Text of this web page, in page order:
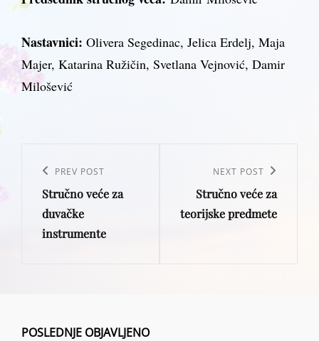
Nastavnici: Olivera Segedinac, Jelica Erdelj, Maja
Majer, Katarina Ružičin, Svetlana Vejnović, Damir
Milošević
navigation
Previous
Post
PREV POST
Stručno veće za
duvačke
instrumente
Post
NEXT POST
Stručno veće za
teorijske predmete
POSLEDNJE OBJAVLJENO